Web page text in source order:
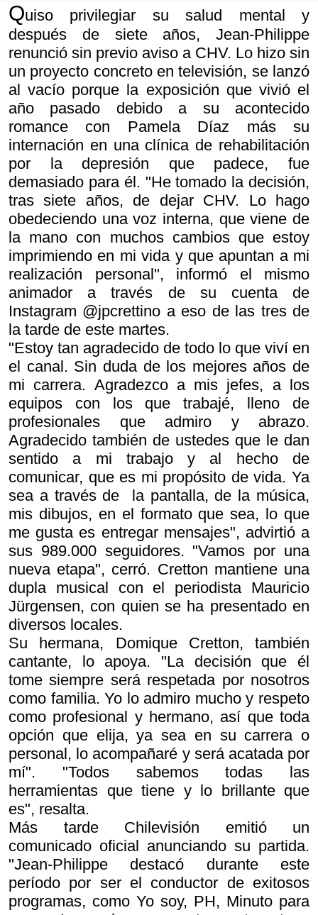
Quiso privilegiar su salud mental y
después de siete años, Jean-Philippe
renunció sin previo aviso a CHV. Lo hizo sin
un proyecto concreto en televisión, se lanzó
al vacío porque la exposición que vivió el
año pasado debido a su acontecido
romance con Pamela Díaz más su
internación en una clínica de rehabilitación
por la depresión que padece, fue
demasiado para él. "He tomado la decisión,
tras siete años, de dejar CHV. Lo hago
obedeciendo una voz interna, que viene de
la mano con muchos cambios que estoy
imprimiendo en mi vida y que apuntan a mi
realización personal", informó el mismo
animador a través de su cuenta de
Instagram @jpcrettino a eso de las tres de
la tarde de este martes.
"Estoy tan agradecido de todo lo que viví en
el canal. Sin duda de los mejores años de
mi carrera. Agradezco a mis jefes, a los
equipos con los que trabajé, lleno de
profesionales que admiro y abrazo.
Agradecido también de ustedes que le dan
sentido a mi trabajo y al hecho de
comunicar, que es mi propósito de vida. Ya
sea a través de la pantalla, de la música,
mis dibujos, en el formato que sea, lo que
me gusta es entregar mensajes", advirtió a
sus 989.000 seguidores. "Vamos por una
nueva etapa", cerró. Cretton mantiene una
dupla musical con el periodista Mauricio
Jürgensen, con quien se ha presentado en
diversos locales.
Su hermana, Domique Cretton, también
cantante, lo apoya. "La decisión que él
tome siempre será respetada por nosotros
como familia. Yo lo admiro mucho y respeto
como profesional y hermano, así que toda
opción que elija, ya sea en su carrera o
personal, lo acompañaré y será acatada por
mí". "Todos sabemos todas las
herramientas que tiene y lo brillante que
es", resalta.
Más tarde Chilevisión emitió un
comunicado oficial anunciando su partida.
"Jean-Philippe destacó durante este
período por ser el conductor de exitosos
programas, como Yo soy, PH, Minuto para